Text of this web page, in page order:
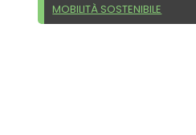
MOBILITÀ SOSTENIBILE